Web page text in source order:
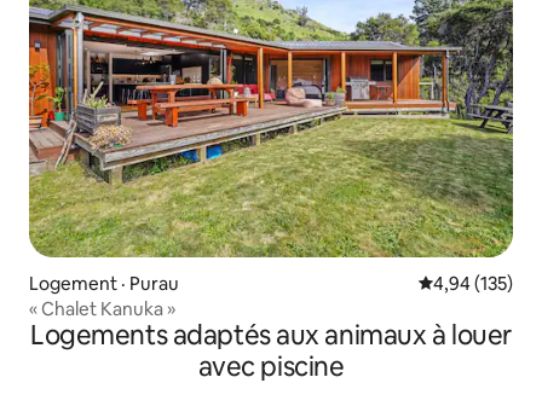
Logement · Purau Note
4,94 (135)
« Chalet Kanuka »
Logements adaptés aux animaux à louer
avec piscine